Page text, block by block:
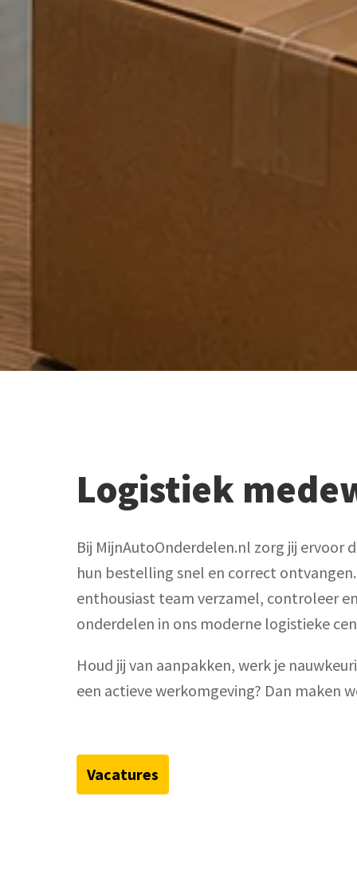
Logistiek
Bij MijnAutoOnderdelen.nl zorg jij ervoor
hun bestelling snel en correct
enthousiast team verzamel, controleer
onderdelen in ons moderne logistieke
Houd jij van aanpakken, werk je
Vacatures